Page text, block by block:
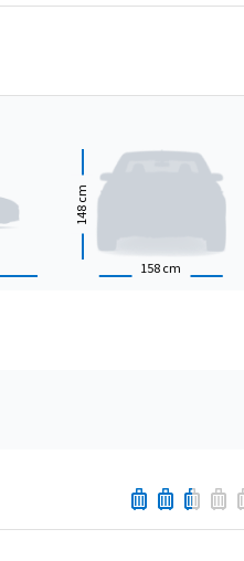
158 cm
148
cm